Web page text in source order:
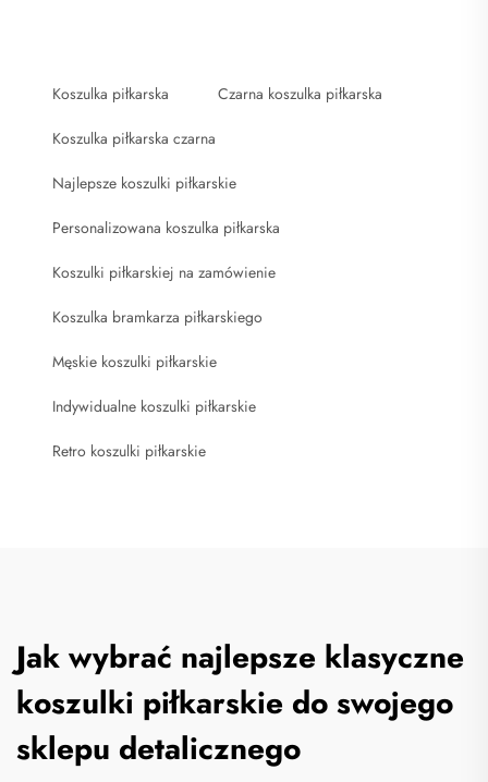
Koszulka piłkarska Czarna koszulka piłkarska
Koszulka piłkarska czarna
Najlepsze koszulki piłkarskie
Personalizowana koszulka piłkarska
Koszulki piłkarskiej na zamówienie
Koszulka bramkarza piłkarskiego
Męskie koszulki piłkarskie
Indywidualne koszulki piłkarskie
Retro koszulki piłkarskie
Jak wybrać najlepsze klasyczne
koszulki piłkarskie do swojego
sklepu detalicznego